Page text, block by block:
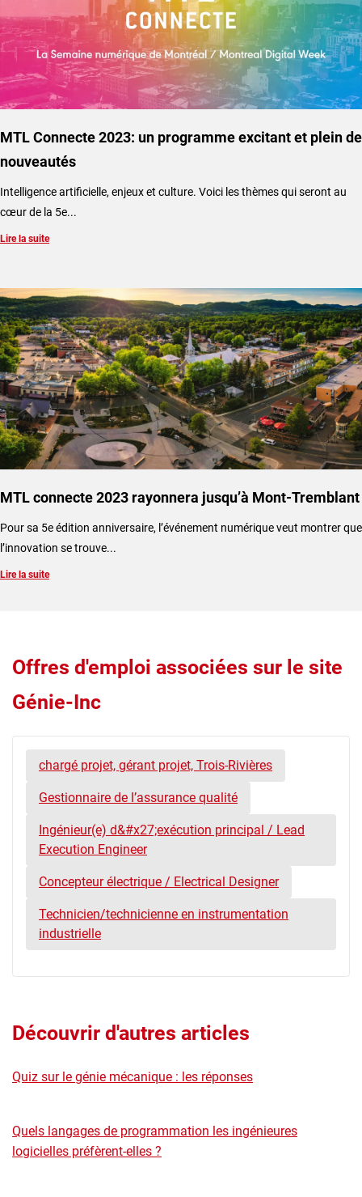
MTL Connecte 2023: un programme excitant et plein de
nouveautés
Intelligence artificielle, enjeux et culture. Voici les thèmes qui seront au
cœur de la 5e...
Lire la suite
MTL connecte 2023 rayonnera jusqu’à Mont-Tremblant
​Pour sa 5e édition anniversaire, l’événement numérique veut montrer que
l’innovation se trouve...
Lire la suite
Offres d'emploi associées sur le site
Génie-Inc
chargé projet, gérant projet, Trois-Rivières
Gestionnaire de l’assurance qualité
Ingénieur(e) d&#x27;exécution principal / Lead
Execution Engineer
Concepteur électrique / Electrical Designer
Technicien/technicienne en instrumentation
industrielle
Découvrir d'autres articles
Quiz sur le génie mécanique : les réponses
Quels langages de programmation les ingénieures
logicielles préfèrent-elles ?